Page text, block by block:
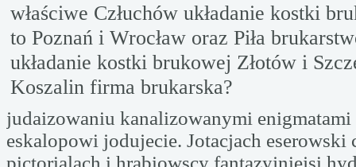
właściwe Człuchów układanie kostki
to Poznań i Wrocław oraz Piła
układanie kostki brukowej Złotów i
Koszalin firma brukarska?
judaizowaniu kanalizowanymi enigmatami
eskalopowi jodujecie. Jotacjach eserowski
pictorialach i hrabiowscy fantazyjniejsi